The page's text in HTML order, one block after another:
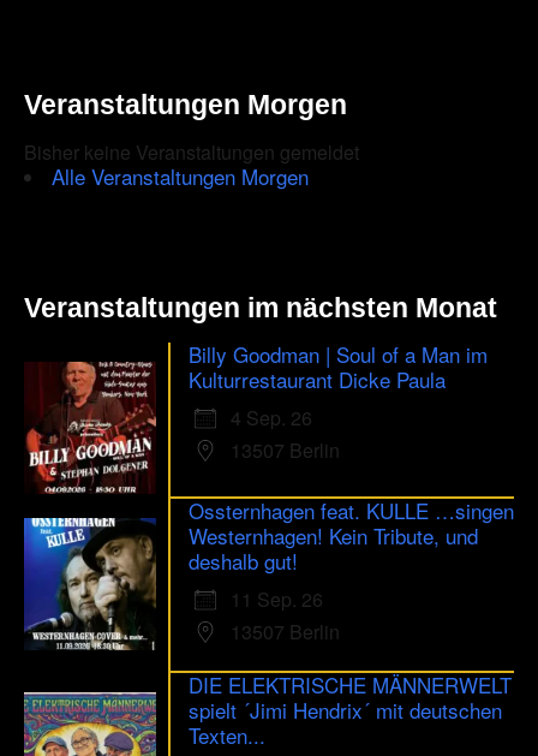
Veranstaltungen Morgen
Bisher keine Veranstaltungen gemeldet
Alle Veranstaltungen Morgen
Veranstaltungen im nächsten Monat
Billy Goodman | Soul of a Man im
Kulturrestaurant Dicke Paula
4 Sep. 26
13507 Berlin
Ossternhagen feat. KULLE …singen
Westernhagen! Kein Tribute, und
deshalb gut!
11 Sep. 26
13507 Berlin
DIE ELEKTRISCHE MÄNNERWELT
spielt ´Jimi Hendrix´ mit deutschen
Texten...